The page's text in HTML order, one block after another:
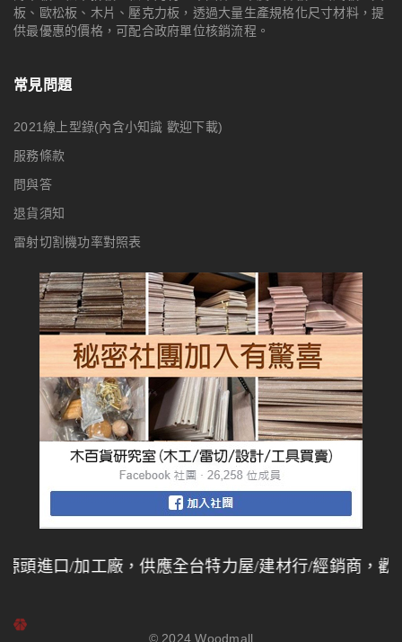
板、歐松板、木片、壓克力板，透過大量生產規格化尺寸材料，提
供最優惠的價格，可配合政府單位核銷流程。
常見問題
2021線上型錄(內含小知識 歡迎下載)
服務條款
問與答
退貨須知
雷射切割機功率對照表
進口/加工廠，供應全台特力屋/建材行/經銷商，歡迎
© 2024Woodmall